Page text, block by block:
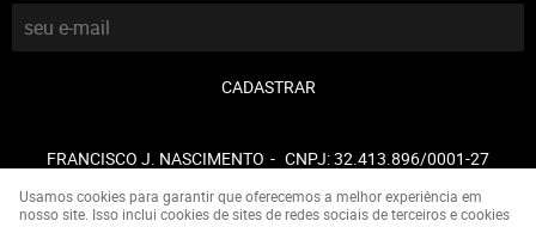
CADASTRAR
FRANCISCO J. NASCIMENTO CNPJ: 32.413.896/0001-27
Usamos cookies para garantir que oferecemos a melhor experiência em
nosso site. Isso inclui cookies de sites de redes sociais de terceiros e cookies